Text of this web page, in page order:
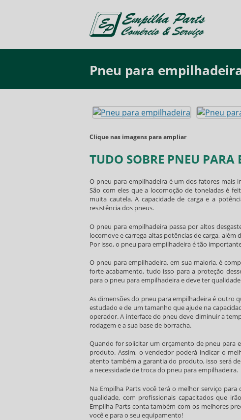
Pneu para
Clique nas imagens para ampliar
TUDO SOBRE PNEU
O pneu para empilhadeiraé um dos fatores mais
São com eles que a locomoção de toneladas é
muita cautela. A capacidade de carga e a
resistência dos pneus.
O pneu para empilhadeirapassa por altos
locomove e carrega altas potências de carga,
Por isso, o pneu para empilhadeiraé tão
O pneu para empilhadeira, em sua maioria, é
forte acabamento, tudo isso para a proteção
para o pneu para empilhadeirae deve ter
As dimensões do pneu para empilhadeiraé outro
estudado e de um tamanho que ajude na
operador. A interface do pneu deve diminuir a
rodagem e a sua base de borracha.
Quando for solicitar um orçamento de pneu para
produto. Assim, o vendedor poderá indicar o
atento também a garantia do produto, isso será
a necessidade de troca do pneu para empilhadeira.
Na Empilha Parts você terá o melhor serviço
qualidade, com profissionais capacitados que
Empilha Parts conta também com os melhores
você e para o seu equipamento!